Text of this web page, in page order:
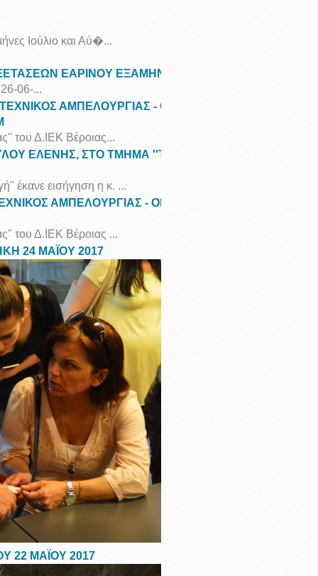
Ιούλιο και Αύ�...
ΕΑΡΙΝΟΥ ΕΞΑΜΗΝΟΥ 2017Α
26-06-...
ΑΜΠΕΛΟΥΡΓΙΑΣ - ΟΙΝΟΛΟΓΙΑΣ?? ΣΤΟΝ
του Δ.ΙΕΚ Βέροιας...
ΕΛΕΝΗΣ, ΣΤΟ ΤΜΗΜΑ ''ΤΕΧΝΙΚΟΣ ΑΜΠΕΛΟΥΡΓΙΑΣ -
έκανε εισήγηση η κ. ...
ΑΜΠΕΛΟΥΡΓΙΑΣ - ΟΙΝΟΛΟΓΙΑΣ'' ΣΤΟ ΟΙΝΟΠΟΙΕΙΟ
του Δ.ΙΕΚ Βέροιας ...
24 ΜΑΪΟΥ 2017
22 ΜΑΪΟΥ 2017